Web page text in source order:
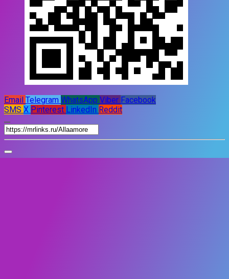
Email Telegram WhatsApp Viber Facebook
SMS X Pinterest LinkedIn Reddit